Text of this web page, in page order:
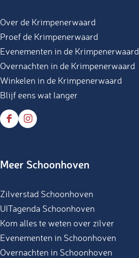
Over de Krimpenerwaard
Proef de Krimpenerwaard
Evenementen in de Krimpenerwaard
Overnachten in de Krimpenerwaard
Winkelen in de Krimpenerwaard
Blijf eens wat langer
F
e
o
o
k
I
t
g
r
a
m
Meer Schoonhoven
Zilverstad Schoonhoven
UITagenda Schoonhoven
Kom alles te weten over zilver
Evenementen in Schoonhoven
Overnachten in Schoonhoven